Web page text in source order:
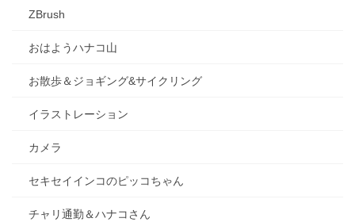
ZBrush
おはようハナコ山
お散歩＆ジョギング&サイクリング
イラストレーション
カメラ
セキセイインコのピッコちゃん
チャリ通勤＆ハナコさん